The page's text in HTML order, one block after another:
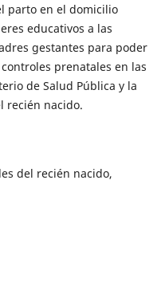
parto en el domicilio
educativos a las
gestantes para poder
prenatales en las
de Salud Pública y la
recién nacido.
del recién nacido,